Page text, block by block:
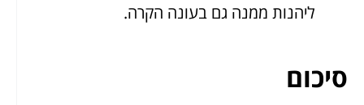
ליהנות ממנה גם בעונה הקרה.
סיכום